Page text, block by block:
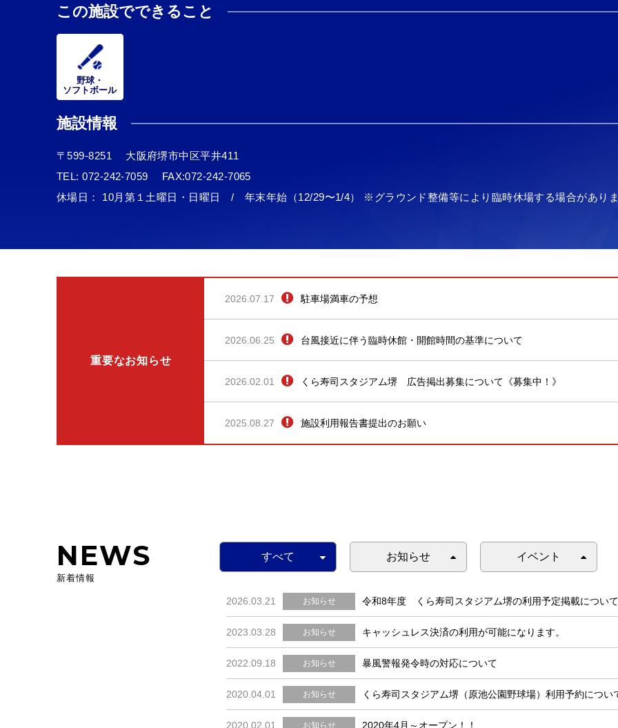
この施設でできること
野球・
ソフトボール
施設情報
〒599-8251
大阪府堺市中区平井411
TEL:072-242-7059
FAX:072-242-7065
休場日： 10⽉第１⼟曜日・日曜日 / 年末年始（12/29〜1/4） ※グラウンド整備等により臨時休場する場合があり
重要なお知らせ
2026.07.17 駐車場満車の予想
2026.06.25 台風接近に伴う臨時休館・開館時間の基準について
2026.02.01 くら寿司スタジアム堺 広告掲出募集について《募集中！》
2025.08.27 施設利用報告書提出のお願い
NEWS
新着情報
すべて お知らせ イベント
2026.03.21 お知らせ 令和8年度 くら寿司スタジアム堺の利用予定掲載について
2023.03.28 お知らせ キャッシュレス決済の利用が可能になります。
2022.09.18 お知らせ 暴風警報発令時の対応について
2020.04.01 お知らせ くら寿司スタジアム堺（原池公園野球場）利用予約につい
2020.02.01 お知らせ 2020年4月～オープン！！